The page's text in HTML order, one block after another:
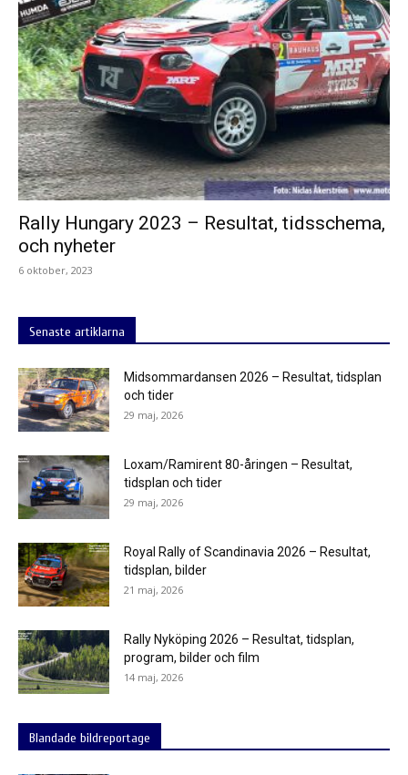
Rally Hungary 2023 – Resultat, tidsschema,
och nyheter
6 oktober, 2023
Senaste artiklarna
Midsommardansen 2026 – Resultat, tidsplan
och tider
29 maj, 2026
Loxam/Ramirent 80-åringen – Resultat,
tidsplan och tider
29 maj, 2026
Royal Rally of Scandinavia 2026 – Resultat,
tidsplan, bilder
21 maj, 2026
Rally Nyköping 2026 – Resultat, tidsplan,
program, bilder och film
14 maj, 2026
Blandade bildreportage